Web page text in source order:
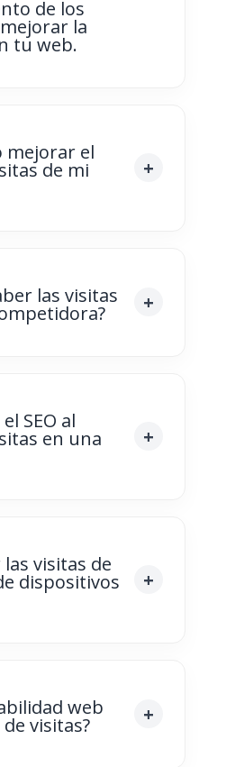
de los
la
tu web.
mejorar el
de mi
las visitas
SEO al
en una
visitas de
dispositivos
web
visitas?